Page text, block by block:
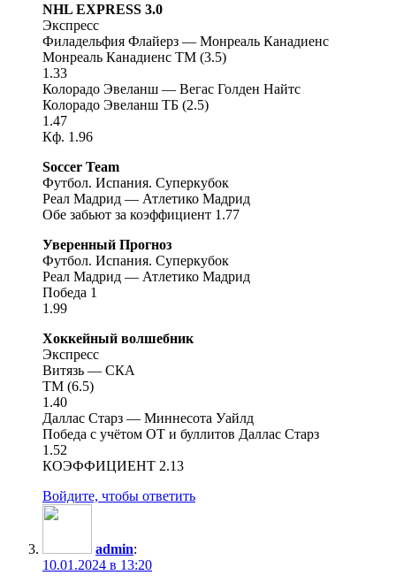
NHL EXPRESS 3.0
Экспресс
Филадельфия Флайерз — Монреаль Канадиенс
Монреаль Канадиенс ТМ (3.5)
1.33
Колорадо Эвеланш — Вегас Голден Найтс
Колорадо Эвеланш ТБ (2.5)
1.47
Кф. 1.96
Soccer Team
Футбол. Испания. Суперкубок
Реал Мадрид — Атлетико Мадрид
Обе забьют за коэффициент 1.77
Уверенный Прогноз
Футбол. Испания. Суперкубок
Реал Мадрид — Атлетико Мадрид
Победа 1
1.99
Хоккейный волшебник
Экспресс
Витязь — СКА
ТМ (6.5)
1.40
Даллас Старз — Миннесота Уайлд
Победа с учётом ОТ и буллитов Даллас Старз
1.52
КОЭФФИЦИЕНТ 2.13
Войдите, чтобы ответить
admin:
10.01.2024 в 13:20